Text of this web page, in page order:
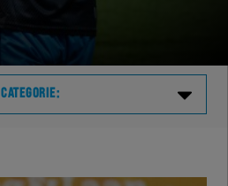
CATEGORIE: